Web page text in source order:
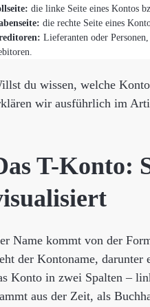
die linke Seite eines Kontos
die rechte Seite eines
Lieferanten oder
du wissen, welche
wir ausführlich im
T-Konto:
Name kommt von der
der Kontoname,
Konto in zwei Spalten –
aus der Zeit, als